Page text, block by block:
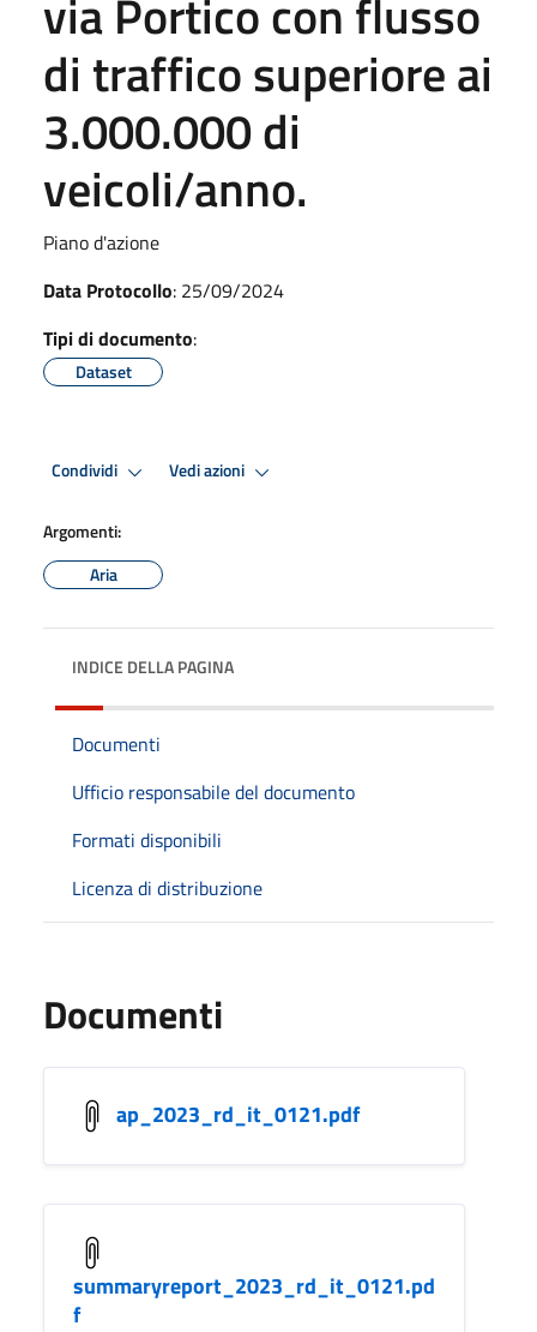
via Portico con flusso
di traffico superiore ai
3.000.000 di
veicoli/anno.
Piano d'azione
Data Protocollo: 25/09/2024
Tipi di documento:
Dataset
Condividi Vedi azioni
Argomenti:
Aria
INDICE DELLA PAGINA
Documenti
Ufficio responsabile del documento
Formati disponibili
Licenza di distribuzione
Documenti
ap_2023_rd_it_0121.pdf
summaryreport_2023_rd_it_0121.pd
f